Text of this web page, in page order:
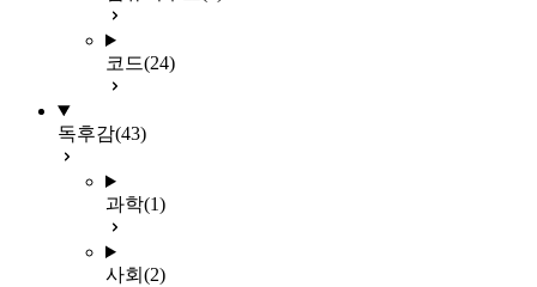
코드(24)
독후감(43)
과학(1)
사회 (2)